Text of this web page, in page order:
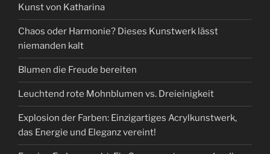
Kunst von Katharina
Chaos oder Harmonie? Dieses Kunstwerk lässt
niemanden kalt
Blumen die Freude bereiten
Leuchtend rote Mohnblumen vs. Dreieinigkeit
Explosion der Farben: Einzigartiges Acrylkunstwerk,
das Energie und Eleganz vereint!